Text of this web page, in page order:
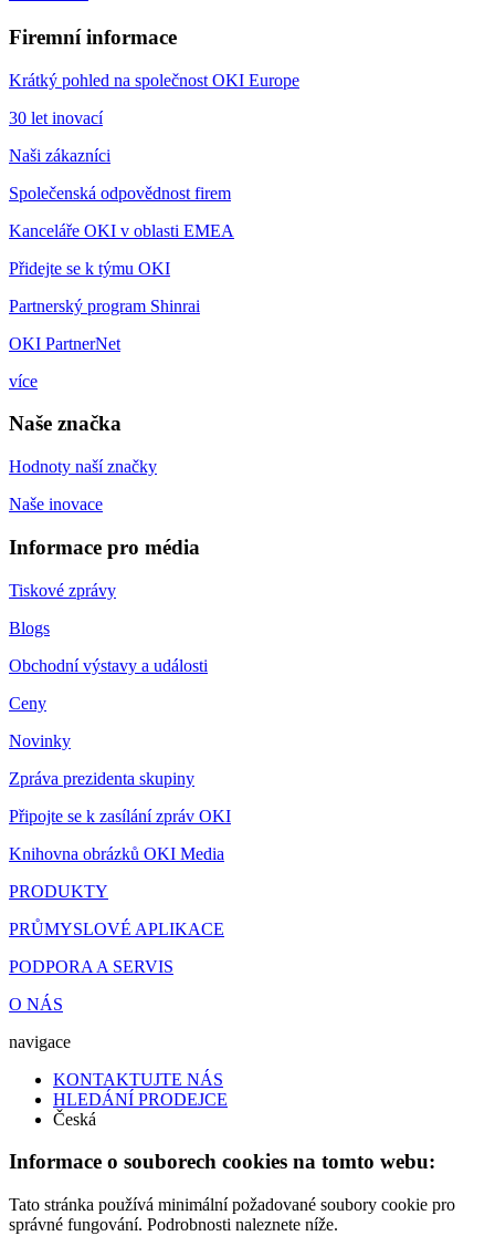
Firemní informace
Krátký pohled na společnost OKI Europe
30 let inovací
Naši zákazníci
Společenská odpovědnost firem
Kanceláře OKI v oblasti EMEA
Přidejte se k týmu OKI
Partnerský program Shinrai
OKI PartnerNet
více
Naše značka
Hodnoty naší značky
Naše inovace
Informace pro média
Tiskové zprávy
Blogs
Obchodní výstavy a události
Ceny
Novinky
Zpráva prezidenta skupiny
Připojte se k zasílání zpráv OKI
Knihovna obrázků OKI Media
PRODUKTY
PRŮMYSLOVÉ APLIKACE
PODPORA A SERVIS
O NÁS
navigace
KONTAKTUJTE NÁS
HLEDÁNÍ PRODEJCE
Česká
Informace o souborech cookies na tomto webu:
Tato stránka používá minimální požadované soubory cookie pro
správné fungování. Podrobnosti naleznete níže.